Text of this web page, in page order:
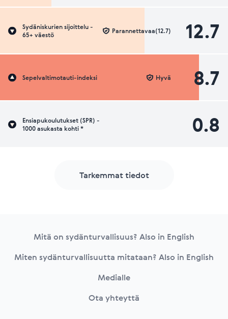
Sydäniskurien sijoittelu -
65+ väestö
12.7
Parannettavaa(12.7)
Sepelvaltimotauti-indeksi 8.7
Hyvä
Ensiapukoulutukset (SPR) -
1000 asukasta kohti *
0.8
Tarkemmat tiedot
Mitä on sydänturvallisuus? Also in English
Miten sydänturvallisuutta mitataan? Also in English
Medialle
Ota yhteyttä